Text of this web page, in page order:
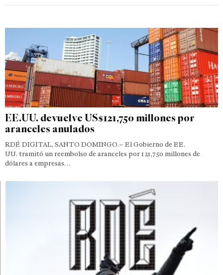
EE.UU. devuelve US$121,750 millones por
aranceles anulados
RDÉ DIGITAL, SANTO DOMINGO.– El Gobierno de EE.
UU. tramitó un reembolso de aranceles por 121,750 millones de
dólares a empresas…